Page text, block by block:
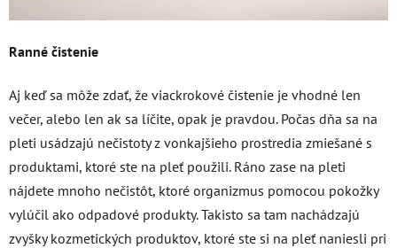
Ranné čistenie
Aj keď sa môže zdať, že viackrokové čistenie je vhodné len
večer, alebo len ak sa líčite, opak je pravdou. Počas dňa sa na
pleti usádzajú nečistoty z vonkajšieho prostredia zmiešané s
produktami, ktoré ste na pleť použili. Ráno zase na pleti
nájdete mnoho nečistôt, ktoré organizmus pomocou pokožky
vylúčil ako odpadové produkty. Takisto sa tam nachádzajú
zvyšky kozmetických produktov, ktoré ste si na pleť naniesli pri